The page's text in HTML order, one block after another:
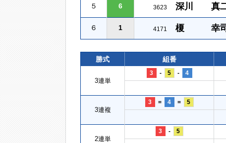
５ 6 3623 深川 真
６ 1 4171 榎 幸司
勝式 組番
3連単
3 - 5 - 4
3連複
3 = 4 = 5
2連単
3 - 5